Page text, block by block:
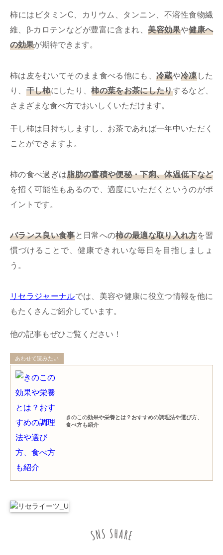
柿にはビタミンC、カリウム、タンニン、不溶性食物繊
維、β-カロテンなどが豊富に含まれ、美容効果や健康へ
の効果が期待できます。
柿は皮をむいてそのまま食べる他にも、 冷蔵や冷凍した
り、 干し柿にしたり、柿の葉をお茶にしたりするなど、
さまざまな食べ方でおいしくいただけます。
干し柿は日持ちしますし、お茶であれば一年中いただく
ことができますよ。
柿の食べ過ぎは脂肪の蓄積や便秘・下痢、体温低下など
を招く可能性もあるので、適度にいただくというのがポ
イントです。
バランス良い食事と日常への柿の最適な取り入れ方を習
慣づけることで、健康できれいな毎日を目指しましょ
う。
リセラジャーナルでは、美容や健康に役立つ情報を他に
もたくさんご紹介しています。
他の記事もぜひご覧ください！
あわせて読みたい
きのこの効果や栄養とは？おすすめの調理法や選び方、
食べ方も紹介